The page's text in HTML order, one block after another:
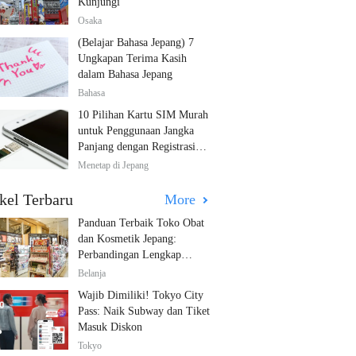
Osaka
(Belajar Bahasa Jepang) 7
Ungkapan Terima Kasih
dalam Bahasa Jepang
Bahasa
10 Pilihan Kartu SIM Murah
untuk Penggunaan Jangka
Panjang dengan Registrasi
Multibahasa!
Menetap di Jepang
Terbaru More
Panduan Terbaik Toko Obat
dan Kosmetik Jepang:
Perbandingan Lengkap
Diskon dari 12 Toko Farmasi
Belanja
Wajib Dimiliki! Tokyo City
Pass: Naik Subway dan Tiket
Masuk Diskon
Tokyo